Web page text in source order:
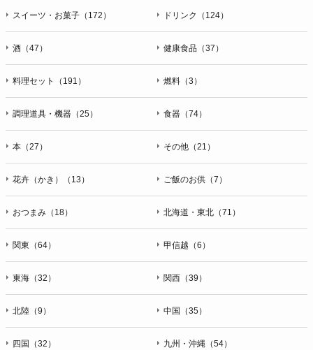
スイーツ・お菓子（172） ドリンク（124）
酒（47） 健康食品（37）
料理セット（191） 燃料（3）
調理道具・機器（25） 食器（74）
本（27） その他（21）
花卉（かき）（13） ご飯のお供（7）
おつまみ（18） 北海道・東北（71）
関東（64） 甲信越（6）
東海（32） 関西（39）
北陸（9） 中国（35）
四国（32） 九州・沖縄（54）